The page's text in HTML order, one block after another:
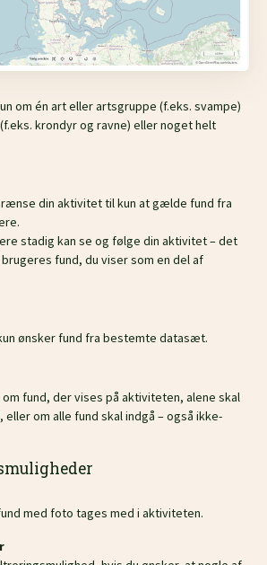
om én art eller artsgruppe (f.eks. svampe)
krondyr og ravne) eller noget helt
din aktivitet til kun at gælde fund fra
stadig kan se og følge din aktivitet – det
fund, du viser som en del af
ønsker fund fra bestemte datasæt.
fund, der vises på aktiviteten, alene skal
om alle fund skal indgå – også ikke-
med foto tages med i aktiviteten.